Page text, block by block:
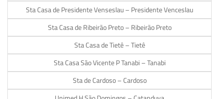
Sta Casa de Presidente Venseslau – Presidente Venceslau
Sta Casa de Ribeirão Preto – Ribeirão Preto
Sta Casa de Tietê – Tietê
Sta Casa São Vicente P Tanabi – Tanabi
Sta de Cardoso – Cardoso